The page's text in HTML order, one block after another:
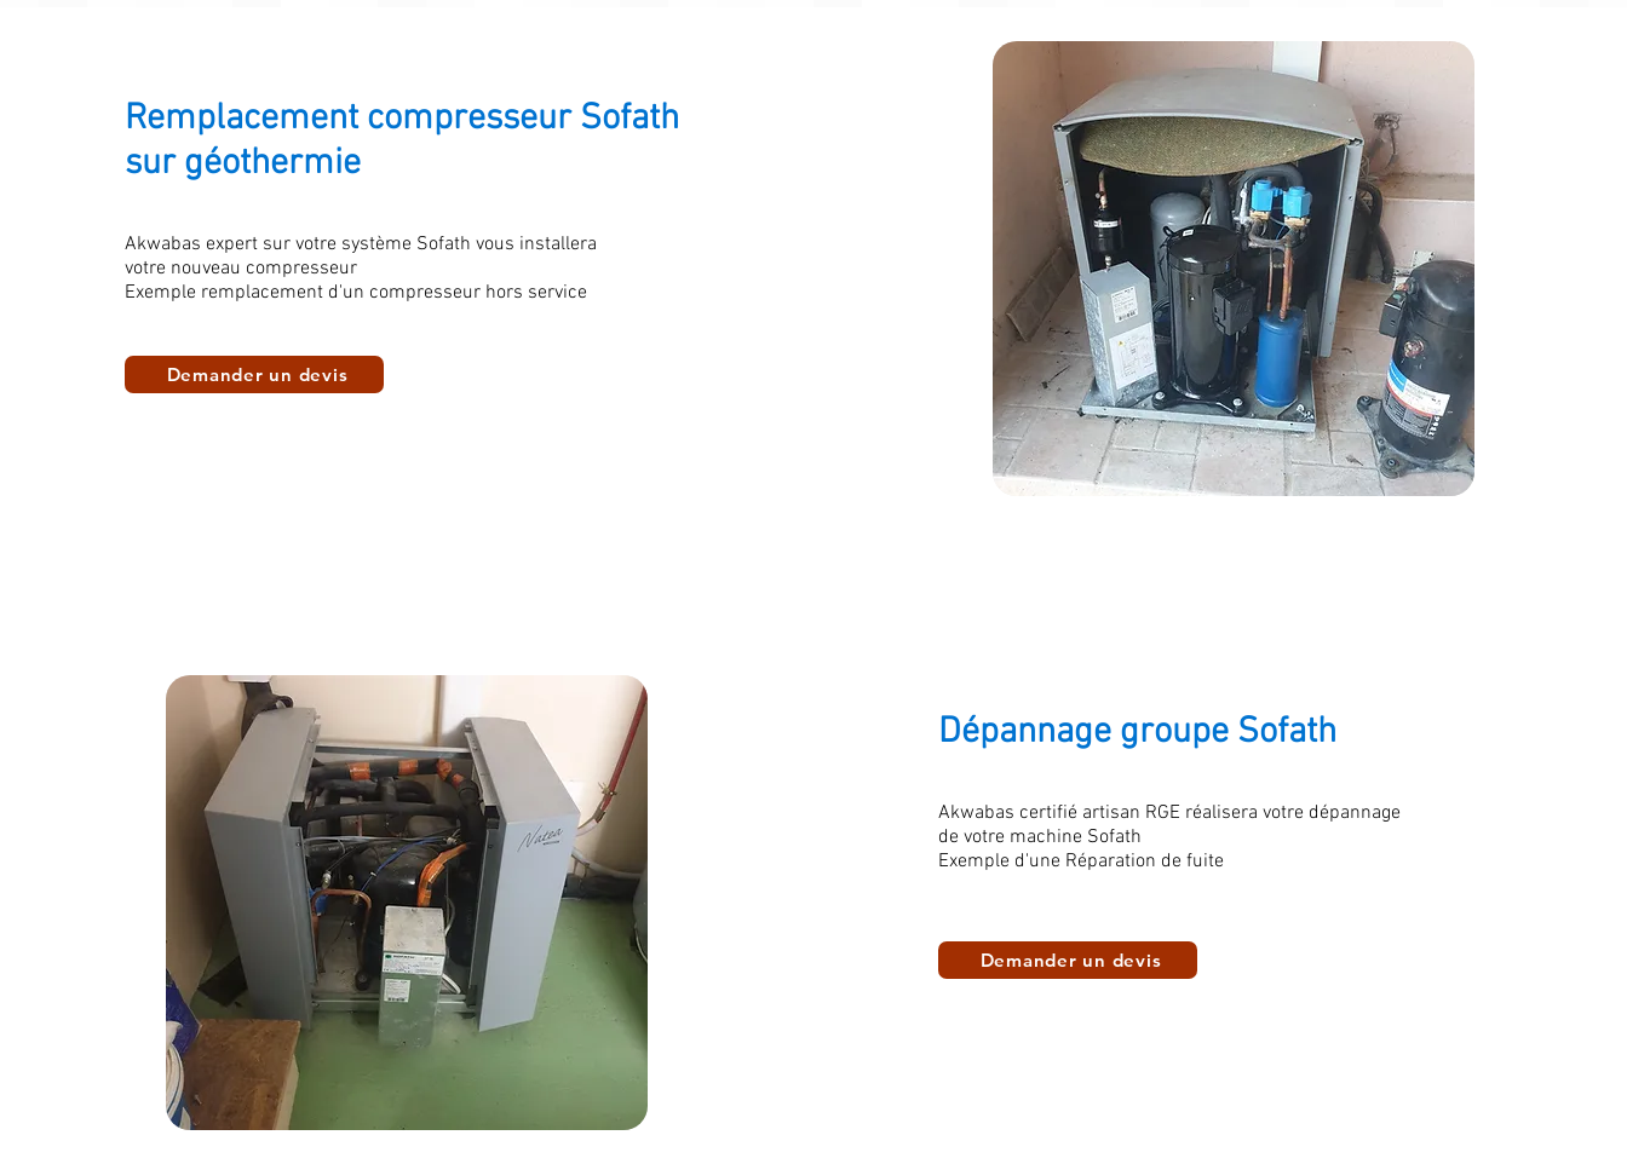
Remplacement compresseur Sofath
sur géothermie
Akwabas expert sur votre système Sofath vous installera
votre nouveau compresseur
Exemple remplacement d'un compresseur hors service
Demander un devis
Dépannage groupe Sofath
Akwabas certifié artisan RGE réalisera votre dépannage
de votre machine Sofath
Exemple d'une Réparation de fuite
Demander un devis